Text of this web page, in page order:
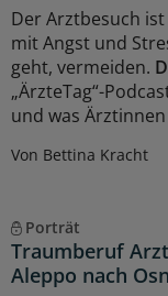
Der Arztbesuch
mit Angst und
geht, vermeiden.
„ÄrzteTag“-
und was
Von Bettina Kracht
Porträt
Traumberuf
Aleppo nach